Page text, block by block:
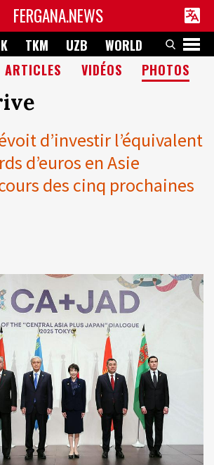
FERGANA.NEWS
TKM UZB
WORLD
ARTICLES VIDÉOS PHOTOS
d’investir l’équivalent
d’euros en Asie
des cinq prochaines